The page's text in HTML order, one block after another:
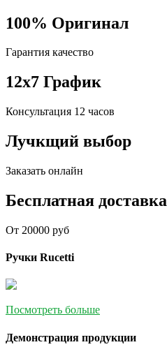
100% Оригинал
Гарантия качество
12x7 График
Консультация 12 часов
Лучкщий выбор
Заказать онлайн
Бесплатная доставка
От 20000 руб
Ручки Rucetti
Посмотреть больше
Демонстрация продукции